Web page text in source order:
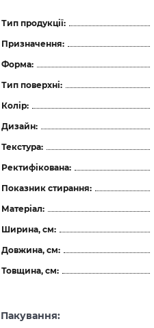
Тип продукції:
Призначення:
Форма:
Тип поверхні:
Колір:
Дизайн:
Текстура:
Ректифікована:
Показник стирання:
Матеріал:
Ширина, см:
Довжина, см:
Товщина, см:
Пакування: